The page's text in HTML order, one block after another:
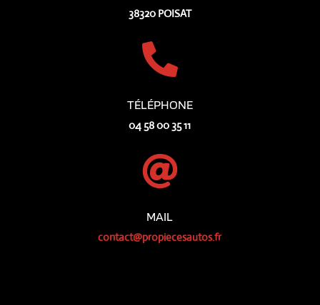
38320 POISAT

TÉLÉPHONE
04 58 00 35 11

MAIL
contact@propiecesautos.fr